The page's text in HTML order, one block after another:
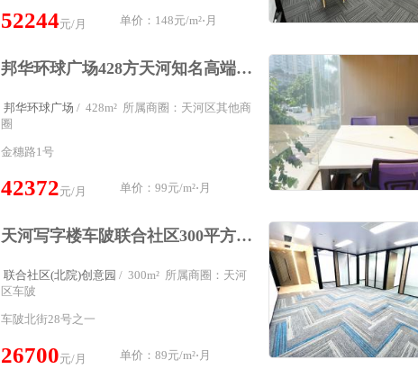
52244元/月 单价：148元/m²⋅月
邦华环球广场428方天河知名高端甲级写字楼精装修办公室
邦华环球广场 / 428m² 所属商圈：天河区其他商
圈
金穗路1号
42372元/月 单价：99元/m²⋅月
天河写字楼车陂联合社区300平方 拎包入住 多面积可选办公室出租
联合社区(北院)创意园 / 300m² 所属商圈：天河
区车陂
车陂北街28号之一
26700元/月 单价：89元/m²⋅月